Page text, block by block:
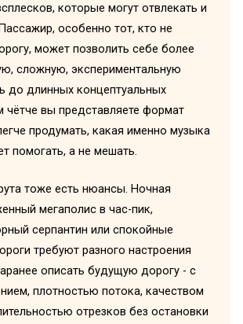
которые могут отвлекать и
особенно тот, кто не
может позволить себе более
сложную, экспериментальную
до длинных концептуальных
чётче вы представляете формат
продумать, какая именно музыка
помогать, а не мешать.
тоже есть нюансы. Ночная
мегаполис в час-пик,
серпантин или спокойные
требуют разного настроения
описать будущую дорогу - с
плотностью потока, качеством
отрезков без остановки